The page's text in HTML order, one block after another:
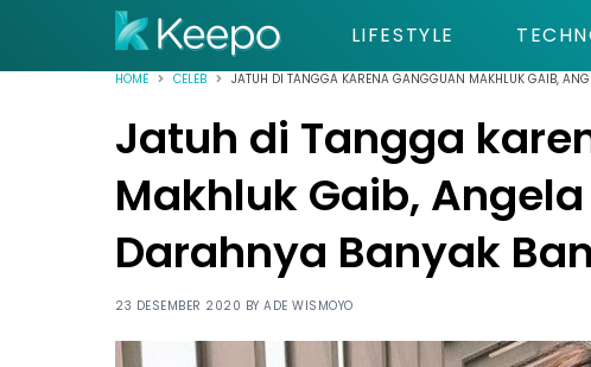
LIFESTYLE
HOME CELEB JATUH DI TANGGA KARENA GANGGUAN MAKHLUK GAIB,
Jatuh di Tangga
Makhluk Gaib,
Darahnya Banyak
23 DESEMBER 2020 BY ADE WISMOYO